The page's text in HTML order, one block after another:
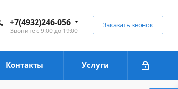
+7(4932)246-056
Звоните с 9:00 до 19:00
Заказать звонок
Контакты Услуги